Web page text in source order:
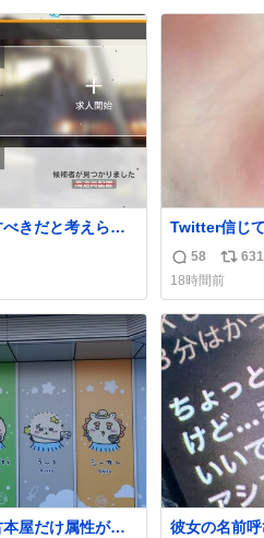
きて作業進まな
私より綺麗な手やめてもろて とか言う
構内放送事
三者によっ
に音声が流
数
ス
きだと考えられ
Twitter信じ
た…ありが
返
信
数
58
リ
ポ
ス
ト
631
18時間前
屋だけ属性が名
彼女の名前